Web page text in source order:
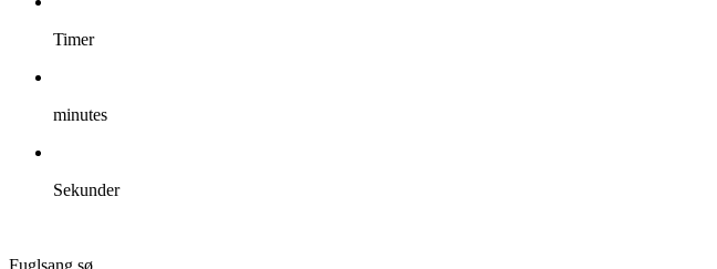
Timer
minutes
Sekunder
Fuglsang sø